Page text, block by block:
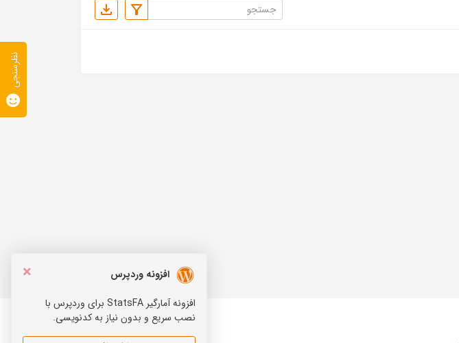
×
افزونه وردپرس
افزونه آمارگیر StatsFA برای وردپرس با
نصب سریع و بدون نیاز به کدنویسی.
نظرسنجی